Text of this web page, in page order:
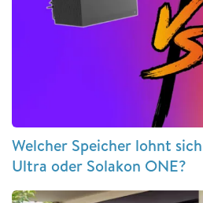
Welcher Speicher lohnt
Ultra oder Solakon ONE?